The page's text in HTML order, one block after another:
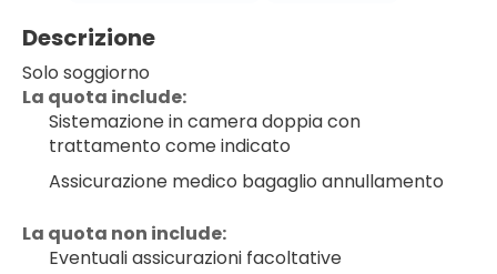
Descrizione
Solo soggiorno
La quota include:
Sistemazione in camera doppia con
trattamento come indicato
Assicurazione medico bagaglio annullamento
La quota non include:
Eventuali assicurazioni facoltative